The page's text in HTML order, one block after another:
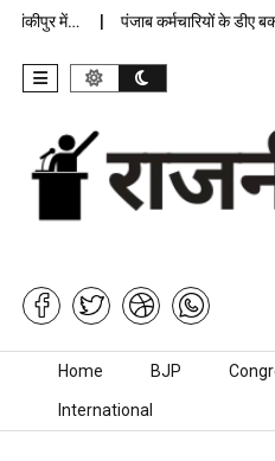
में… पंजाब कर्मचारियों के डीए
Skip to content
Home BJP
International